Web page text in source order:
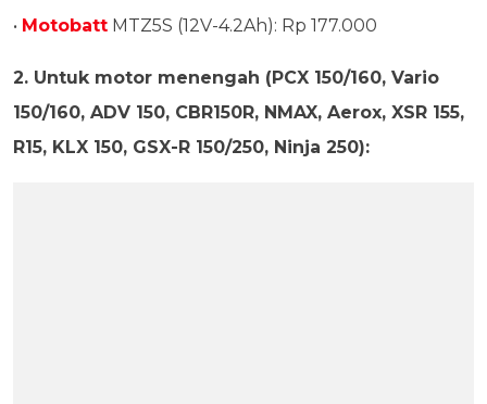
• Motobatt MTZ5S (12V-4.2Ah): Rp 177.000
2. Untuk motor menengah (PCX 150/160, Vario
150/160, ADV 150, CBR150R, NMAX, Aerox, XSR 155,
R15, KLX 150, GSX-R 150/250, Ninja 250):